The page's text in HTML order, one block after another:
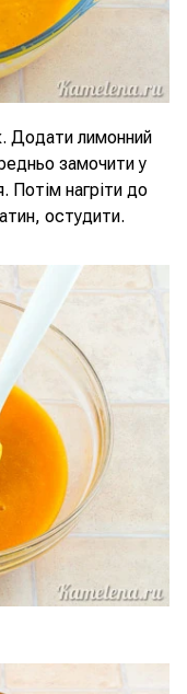
Додати лимонний
замочити у
Потім нагріти до
остудити.